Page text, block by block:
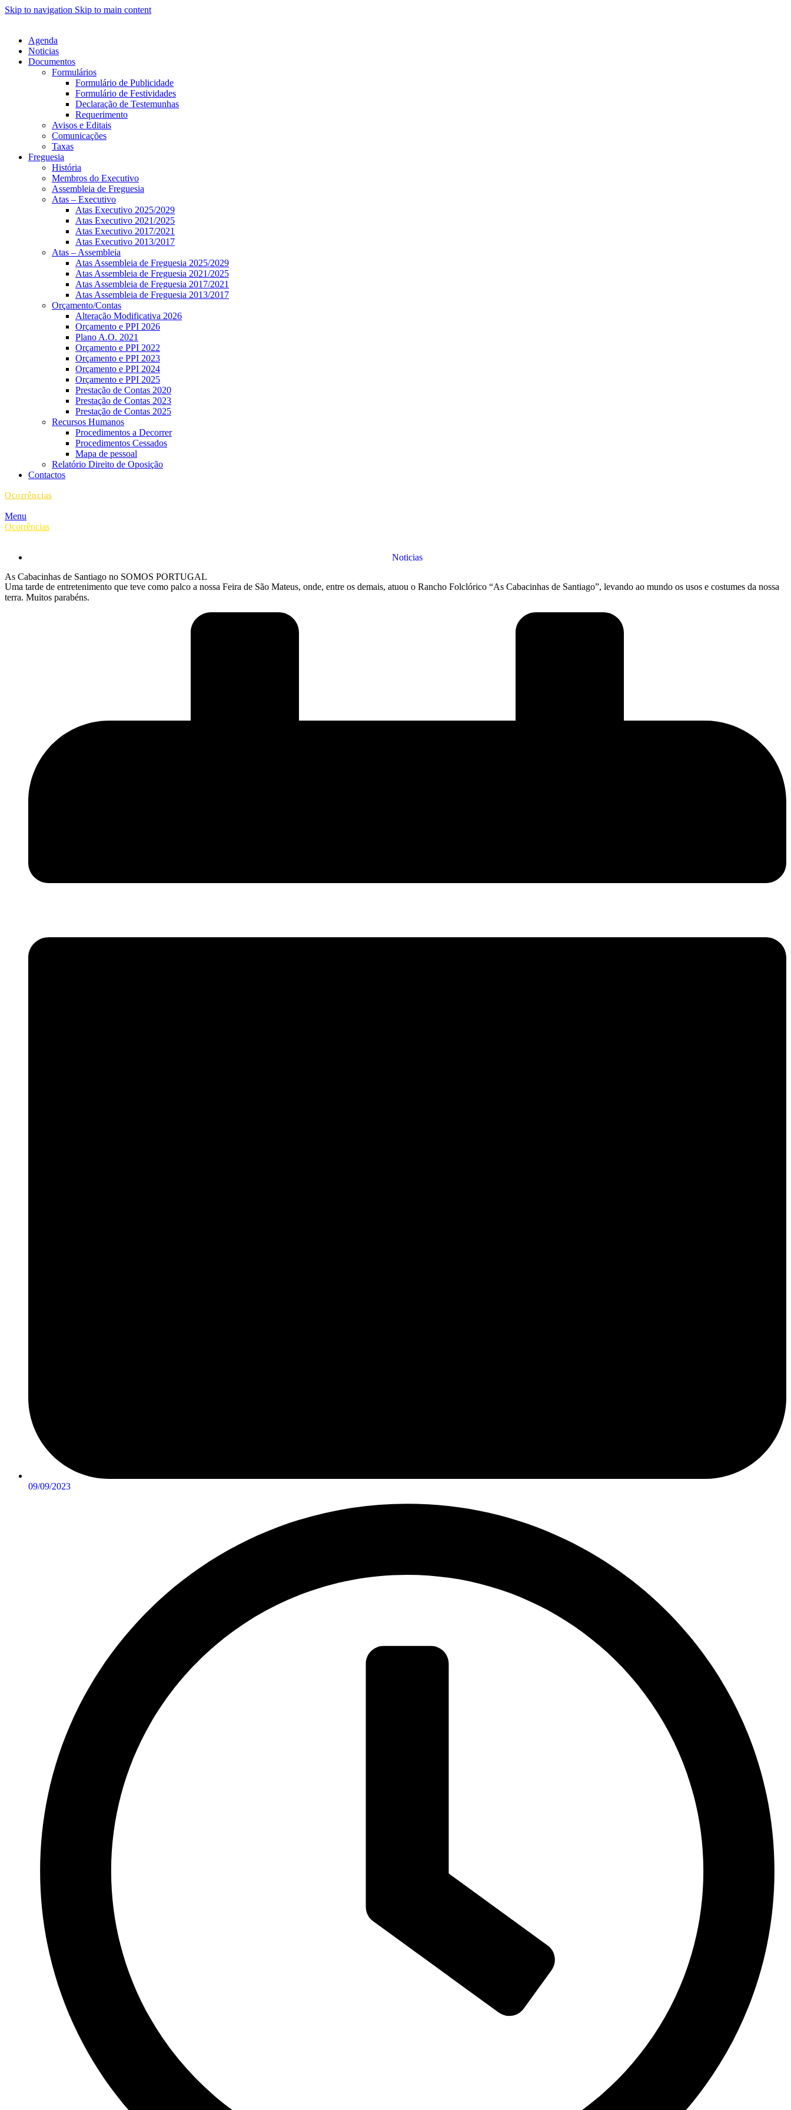
Skip to navigation Skip to main content
Agenda
Noticias
Documentos
Formulários
Formulário de Publicidade
Formulário de Festividades
Declaração de Testemunhas
Requerimento
Avisos e Editais
Comunicações
Taxas
Freguesia
História
Membros do Executivo
Assembleia de Freguesia
Atas – Executivo
Atas Executivo 2025/2029
Atas Executivo 2021/2025
Atas Executivo 2017/2021
Atas Executivo 2013/2017
Atas – Assembleia
Atas Assembleia de Freguesia 2025/2029
Atas Assembleia de Freguesia 2021/2025
Atas Assembleia de Freguesia 2017/2021
Atas Assembleia de Freguesia 2013/2017
Orçamento/Contas
Alteração Modificativa 2026
Orçamento e PPI 2026
Plano A.O. 2021
Orçamento e PPI 2022
Orçamento e PPI 2023
Orçamento e PPI 2024
Orçamento e PPI 2025
Prestação de Contas 2020
Prestação de Contas 2023
Prestação de Contas 2025
Recursos Humanos
Procedimentos a Decorrer
Procedimentos Cessados
Mapa de pessoal
Relatório Direito de Oposição
Contactos
Ocorrências
Menu
Ocorrências
Noticias
As Cabacinhas de Santiago no SOMOS PORTUGAL
Uma tarde de entretenimento que teve como palco a nossa Feira de São Mateus, onde, entre os demais, atuou o Rancho Folclórico “As Cabacinhas de Santiago”, levando ao mundo os usos e costumes da nossa
terra. Muitos parabéns.
09/09/2023